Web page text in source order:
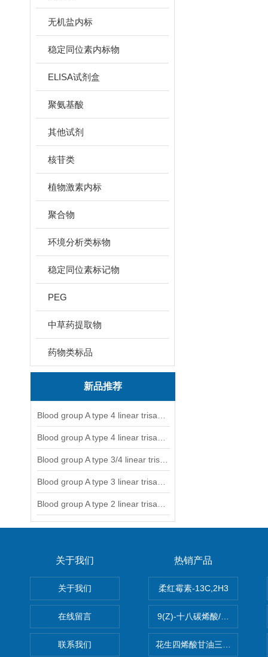
无机盐内标
稳定同位素内标物
ELISA试剂盒
聚氨基酸
其他试剂
核苷类
植物激素内标
聚合物
环境分析类标物
稳定同位素标记物
PEG
中草药提取物
药物类标品
新品推荐
关于我们
关于我们
在线留言
联系我们
热销产品
柔红霉素-13C,2H3
9(Z)-十八碳烯酸/油酸
花生四烯酸甘油三酯(顺式-